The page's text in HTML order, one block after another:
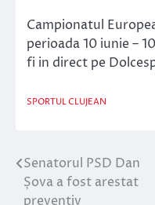
Campionatul
perioada 10 iunie –
fi in direct pe
SPORTUL CLUJEAN
Navigare
în
Senatorul PSD Dan
Șova a fost arestat
preventiv